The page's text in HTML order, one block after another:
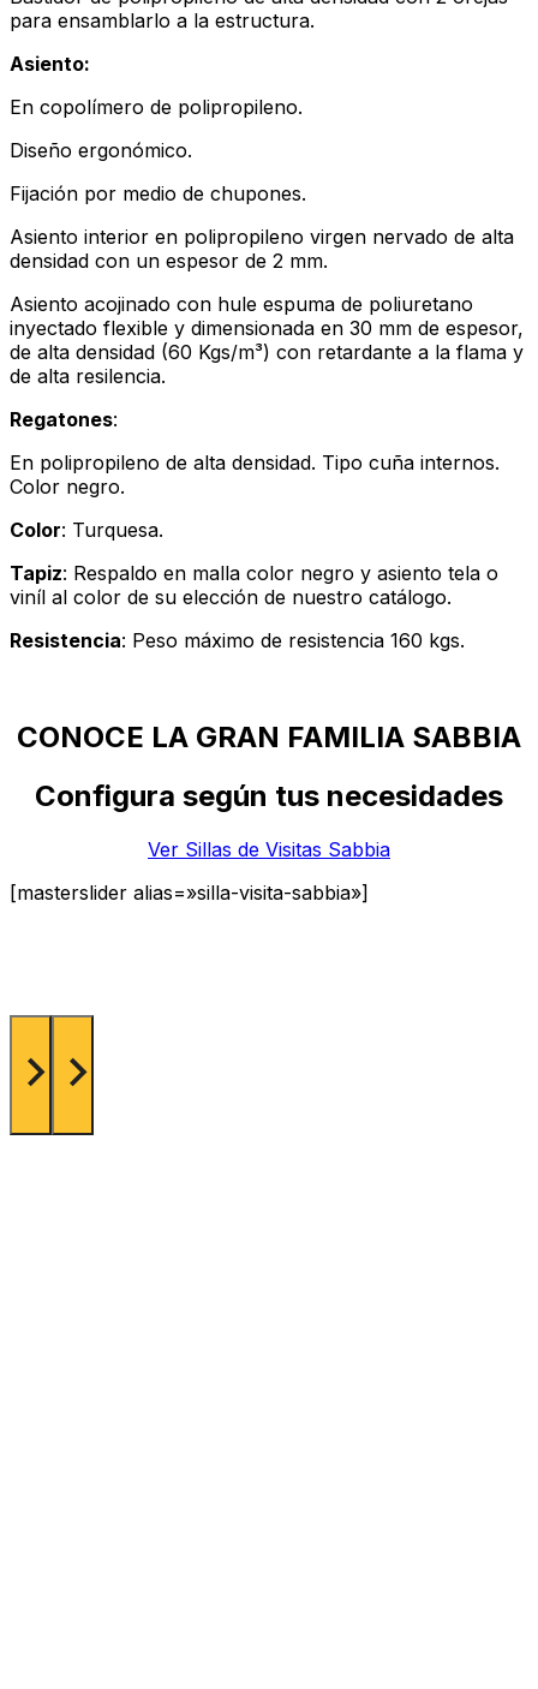
para ensamblarlo a la estructura.
Asiento:
En copolímero de polipropileno.
Diseño ergonómico.
Fijación por medio de chupones.
Asiento interior en polipropileno virgen nervado de alta
densidad con un espesor de 2 mm.
Asiento acojinado con hule espuma de poliuretano
inyectado flexible y dimensionada en 30 mm de espesor,
de alta densidad (60 Kgs/m³) con retardante a la flama y
de alta resilencia.
Regatones:
En polipropileno de alta densidad. Tipo cuña internos.
Color negro.
Color: Turquesa.
Tapiz: Respaldo en malla color negro y asiento tela o
viníl al color de su elección de nuestro catálogo.
Resistencia: Peso máximo de resistencia 160 kgs.
CONOCE LA GRAN FAMILIA SABBIA
Configura según tus necesidades
Ver Sillas de Visitas Sabbia
[masterslider alias=»silla-visita-sabbia»]